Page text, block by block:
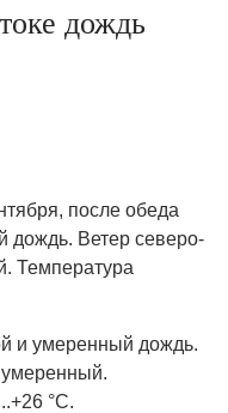
дождь
после обеда
дождь. Ветер северо-
Температура
и умеренный дождь.
°C.